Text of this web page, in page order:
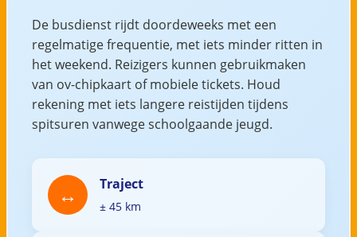
De busdienst rijdt doordeweeks met een
regelmatige frequentie, met iets minder ritten in
het weekend. Reizigers kunnen gebruikmaken
van ov-chipkaart of mobiele tickets. Houd
rekening met iets langere reistijden tijdens
spitsuren vanwege schoolgaande jeugd.
Traject
± 45 km